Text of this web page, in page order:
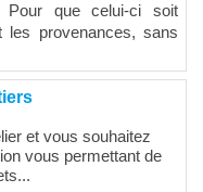
Pour que celui-ci soit
provenances, sans
et vous souhaitez
vous permettant de